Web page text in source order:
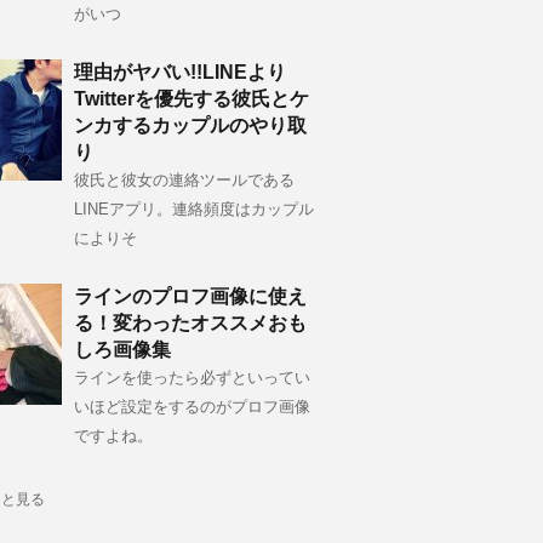
がいつ
理由がヤバい!!LINEより
Twitterを優先する彼氏とケ
ンカするカップルのやり取
り
彼氏と彼女の連絡ツールである
LINEアプリ。連絡頻度はカップル
によりそ
ラインのプロフ画像に使え
る！変わったオススメおも
しろ画像集
ラインを使ったら必ずといってい
いほど設定をするのがプロフ画像
ですよね。
見る